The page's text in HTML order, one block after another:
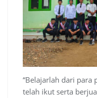
“Belajarlah dari para
telah ikut serta